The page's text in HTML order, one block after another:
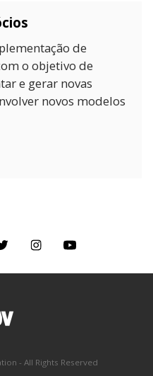
de
o objetivo de
e gerar novas
novos modelos
- All Rights Reserved